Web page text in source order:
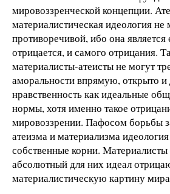
мировоззренческой концепции.
материалистическая идеология
противоречивой, ибо она является
отрицается, и самого отрицания.
материалисты-атеисты не могут
аморальности впрямую, открыто и
нравственность как идеальные
нормы, хотя именно такое
мировоззрении. Пафосом борьбы
атеизма и материализма
собственные корни.
абсолютный для них идеал
материалистическую картину